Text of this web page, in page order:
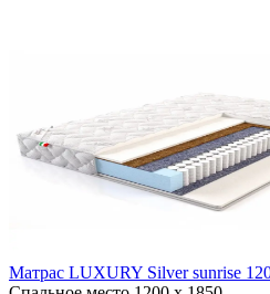
Матрас LUXURY Silver sunrise